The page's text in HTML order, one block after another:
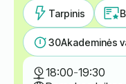
Tarpinis
30Akademinės
18:00-19:30